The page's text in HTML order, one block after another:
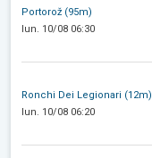
Portorož (95m)
lun. 10/08 06:30
Ronchi Dei Legionari (12m)
lun. 10/08 06:20